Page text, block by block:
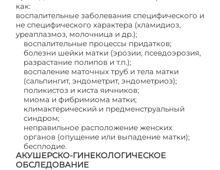
как:
воспалительные заболевания специфического и
не специфического характера (хламидиоз,
уреаплазмоз, молочница и др.);
воспалительные процессы придатков;
болезни шейки матки (эрозии, псевдоэрозия,
разрастание полипов и т.п.);
воспаление маточных труб и тела матки
(сальпингит, эндометрит, эндометриоз);
поликистоз и киста яичников;
миома и фибримиома матки;
климактерический и предменструальный
синдром;
неправильное расположение женских
органов (опущение или выпадение матки);
бесплодие.
АКУШЕРСКО-ГИНЕКОЛОГИЧЕСКОЕ
ОБСЛЕДОВАНИЕ